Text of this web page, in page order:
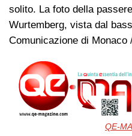
solito. La foto della
Wurtemberg, vista dal
Comunicazione di Monaco
QE-